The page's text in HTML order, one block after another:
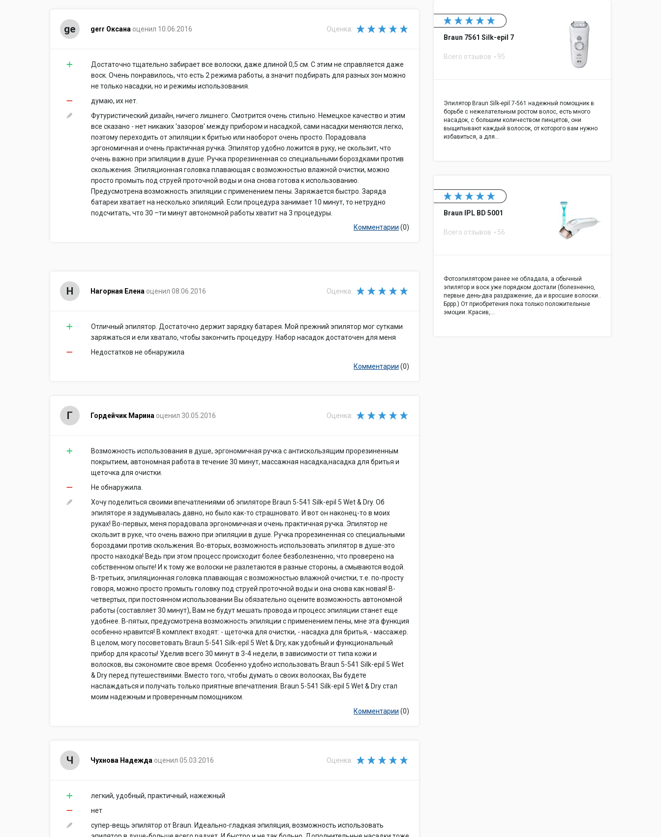
ge gerr Оксана оценил 10.06.2016 Оценка:
Достаточно тщательно забирает все волоски, даже длиной 0,5 см. С этим не справляется даже
воск. Очень понравилось, что есть 2 режима работы, а значит подбирать для разных зон можно
не только насадки, но и режимы использования.
думаю, их нет.
Футуристический дизайн, ничего лишнего. Смотрится очень стильно. Немецкое качество и этим
все сказано - нет никаких 'зазоров' между прибором и насадкой, сами насадки меняются легко,
поэтому переходить от эпиляции к бритью или наоборот очень просто. Порадовала
эргономичная и очень практичная ручка. Эпилятор удобно ложится в руку, не скользит, что
очень важно при эпиляции в душе. Ручка прорезиненная со специальными бороздками против
скольжения. Эпиляционная головка плавающая с возможностью влажной очистки, можно
просто промыть под струей проточной воды и она снова готова к использованию.
Предусмотрена возможность эпиляции с применением пены. Заряжается быстро. Заряда
батареи хватает на несколько эпиляций. Если процедура занимает 10 минут, то нетрудно
подсчитать, что 30 –ти минут автономной работы хватит на 3 процедуры.
Комментарии (0)
Н Нагорная Елена оценил 08.06.2016 Оценка:
Отличный эпилятор. Достаточно держит зарядку батарея. Мой прежний эпилятор мог сутками
заряжаться и ели хватало, чтобы закончить процедуру. Набор насадок достаточен для меня
Недостатков не обнаружила
Комментарии (0)
Г Гордейчик Марина оценил 30.05.2016 Оценка:
Возможность использования в душе, эргономичная ручка с антискользящим прорезиненным
покрытием, автономная работа в течение 30 минут, массажная насадка,насадка для бритья и
щеточка для очистки.
Не обнаружила.
Хочу поделиться своими впечатлениями об эпиляторе Braun 5-541 Silk-epil 5 Wet & Dry. Об
эпиляторе я задумывалась давно, но было как-то страшновато. И вот он наконец-то в моих
руках! Во-первых, меня порадовала эргономичная и очень практичная ручка. Эпилятор не
скользит в руке, что очень важно при эпиляции в душе. Ручка прорезиненная со специальными
бороздами против скольжения. Во-вторых, возможность использовать эпилятор в душе-это
просто находка! Ведь при этом процесс происходит более безболезненно, что проверено на
собственном опыте! И к тому же волоски не разлетаются в разные стороны, а смываются водой.
В-третьих, эпиляционная головка плавающая с возможностью влажной очистки, т.е. по-просту
говоря, можно просто промыть головку под струей проточной воды и она снова как новая! В-
четвертых, при постоянном использовании Вы обязательно оцените возможность автономной
работы (составляет 30 минут), Вам не будут мешать провода и процесс эпиляции станет еще
удобнее. В-пятых, предусмотрена возможность эпиляции с применением пены, мне эта функция
особенно нравится! В комплект входят: - щеточка для очистки, - насадка для бритья, - массажер.
В целом, могу посоветовать Braun 5-541 Silk-epil 5 Wet & Dry, как удобный и функциональный
прибор для красоты! Уделив всего 30 минут в 3-4 недели, в зависимости от типа кожи и
волосков, вы сэкономите свое время. Особенно удобно использовать Braun 5-541 Silk-epil 5 Wet
& Dry перед путешествиями. Вместо того, чтобы думать о своих волосках, Вы будете
наслаждаться и получать только приятные впечатления. Braun 5-541 Silk-epil 5 Wet & Dry стал
моим надежным и проверенным помощником.
Комментарии (0)
Ч Чухнова Надежда оценил 05.03.2016 Оценка:
легкий, удобный, практичный, нажежный
нет
супер-вещь эпилятор от Braun. Идеально-гладкая эпиляция, возможность использовать
Braun 7561 Silk-epil 7
Всего отзывов 95
Эпилятор Braun Silk-epil 7-561 надежный помощник в
борьбе с нежелательным ростом волос, есть много
насадок, с большим количеством пинцетов, они
выщипывают каждый волосок, от которого вам нужно
избавиться, а для…
Braun IPL BD 5001
Всего отзывов 56
Фотоэпилятором ранее не обладала, а обычный
эпилятор и воск уже порядком достали (болезненно,
первые день-два раздражение, да и вросшие волоски..
Бррр.) От приобретения пока только положительные
эмоции. Красив,…